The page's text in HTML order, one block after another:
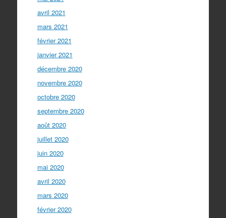
avril 2021
mars 2021
février 2021
janvier 2021
décembre 2020
novembre 2020
octobre 2020
septembre 2020
août 2020
juillet 2020
juin 2020
mai 2020
avril 2020
mars 2020
février 2020